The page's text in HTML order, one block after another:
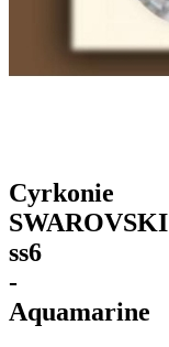
Cyrkonie
SWAROVSKI
ss6
-
Aquamarine